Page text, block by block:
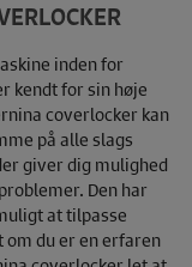
inden for
kendt for sin høje
coverlocker kan
på alle slags
giver dig mulighed
Den har
at tilpasse
om du er en erfaren